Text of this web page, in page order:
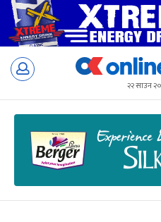
Skip
२२ साउन